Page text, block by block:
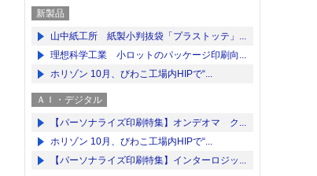
新製品
山中紙工所 紙製小判抜袋「プラストッテ」...
理想科学工業 小ロットのパッケージ印刷向...
ホリゾン 10月、びわこ工場内HIPで“...
ＡＩ・デジタル
【パーソナライズ印刷特集】オンデオマ ク...
ホリゾン 10月、びわこ工場内HIPで“...
【パーソナライズ印刷特集】インターロジッ...